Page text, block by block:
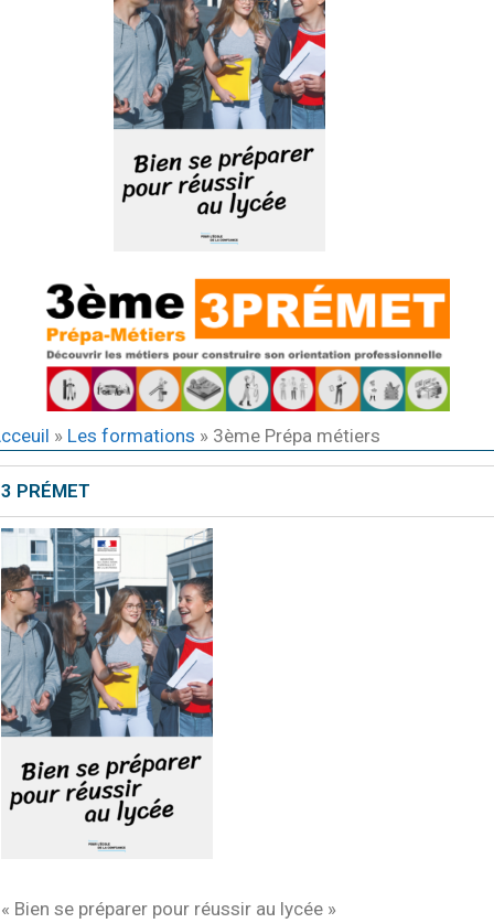
» Les formations » 3ème Prépa métiers
3 PRÉMET
« Bien se préparer pour réussir au lycée »